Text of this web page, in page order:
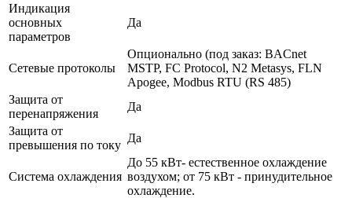
Индикация
основных
параметров
Да
Сетевые протоколы
Опционально (под заказ: BACnet
MSTP, FC Protocol, N2 Metasys, FLN
Apogee, Modbus RTU (RS 485)
Защита от
перенапряжения
Да
Защита от
превышения по току
Да
Система охлаждения
До 55 кВт- естественное охлаждение
воздухом; от 75 кВт - принудительное
охлаждение.